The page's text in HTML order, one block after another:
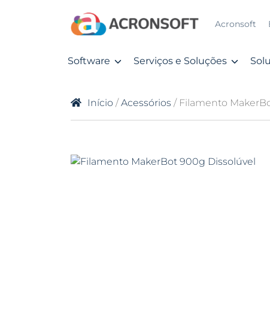
Acronsoft
Software Serviços e Soluções
Início /Acessórios / Filamento